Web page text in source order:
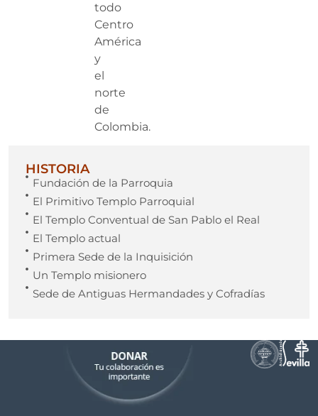
HISTORIA
Fundación de la Parroquia
El Primitivo Templo Parroquial
El Templo Conventual de San Pablo el Real
El Templo actual
Primera Sede de la Inquisición
Un Templo misionero
Sede de Antiguas Hermandades y Cofradías
todo
Centro
América
y
el
norte
de
Colombia.